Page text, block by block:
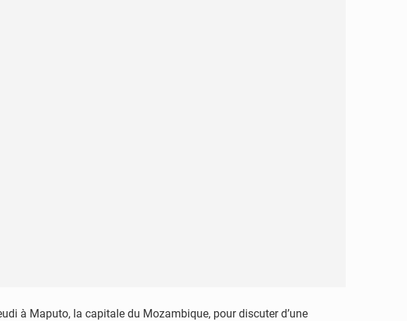
à Maputo, la capitale du Mozambique, pour discuter d’une